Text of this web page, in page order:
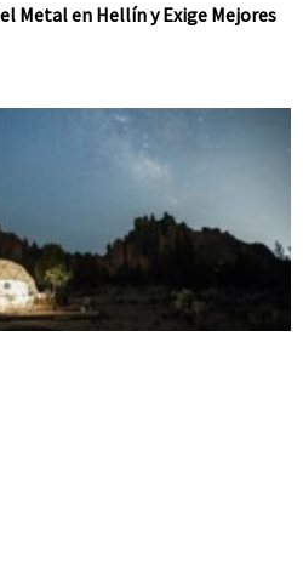
Metal en Hellín y Exige Mejores